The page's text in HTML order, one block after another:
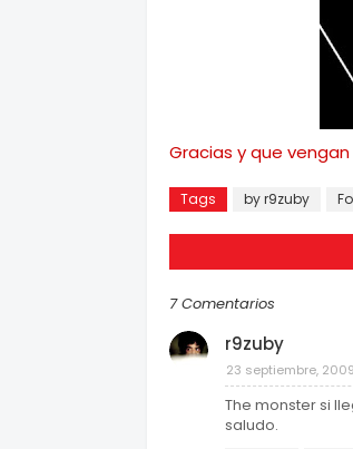
Gracias y que
Tags by r9zuby
7 Comentarios
r9zuby
23 septiembre, 2009
The monster si
saludo.